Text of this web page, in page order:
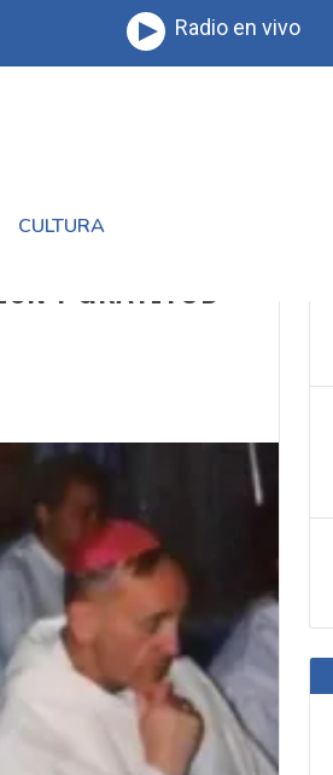
Radio en vivo
CULTURA
Y GRATITUD